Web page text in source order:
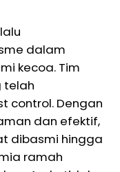
dalam
kecoa. Tim
telah
control. Dengan
dan efektif,
dibasmi hingga
ramah